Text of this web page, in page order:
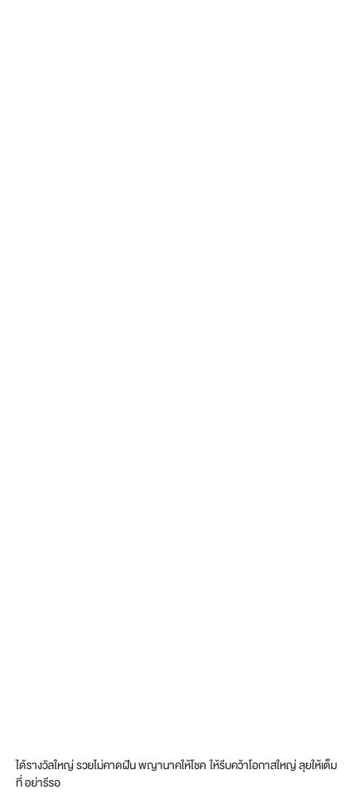
ได้รางวัลใหญ่ รวยไม่คาดฝัน พญานาคให้โชค ให้รีบคว้าโอกาสใหญ่ ลุยให้เต็ม
ที่ อย่ารีรอ